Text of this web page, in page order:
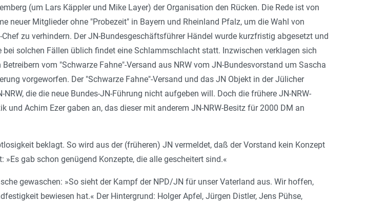
(um Lars Käppler und Mike Layer) der Organisation den Rücken. Die Rede ist von
neuer Mitglieder ohne "Probezeit" in Bayern und Rheinland Pfalz, um die Wahl von
zu verhindern. Der JN-Bundesgeschäftsführer Händel wurde kurzfristig abgesetzt und
bei solchen Fällen üblich findet eine Schlammschlacht statt. Inzwischen verklagen sich
vom "Schwarze Fahne"-Versand aus NRW vom JN-Bundesvorstand um Sascha
vorgeworfen. Der "Schwarze Fahne"-Versand und das JN Objekt in der Jülicher
die die neue Bundes-JN-Führung nicht aufgeben will. Doch die frühere JN-NRW-
und Achim Ezer gaben an, das dieser mit anderem JN-NRW-Besitz für 2000 DM an
beklagt. So wird aus der (früheren) JN vermeldet, daß der Vorstand kein Konzept
»Es gab schon genügend Konzepte, die alle gescheitert sind.«
gewaschen: »So sieht der Kampf der NPD/JN für unser Vaterland aus. Wir hoffen,
bewiesen hat.« Der Hintergrund: Holger Apfel, Jürgen Distler, Jens Pühse,